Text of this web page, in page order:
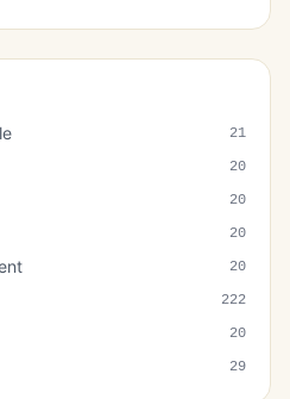
21
20
20
20
20
222
20
29